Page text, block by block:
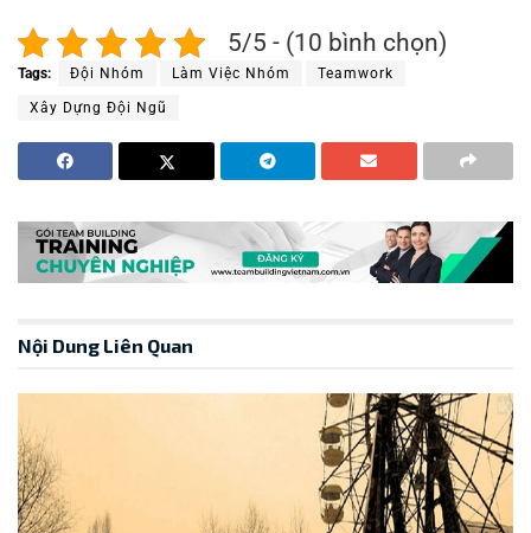
5/5 - (10 bình chọn)
Tags: Đội Nhóm Làm Việc Nhóm Teamwork
Xây Dựng Đội Ngũ
Nội Dung Liên Quan